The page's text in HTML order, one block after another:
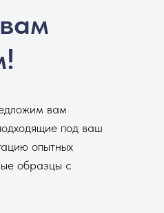
вам
под ваш
опытных
образцы с